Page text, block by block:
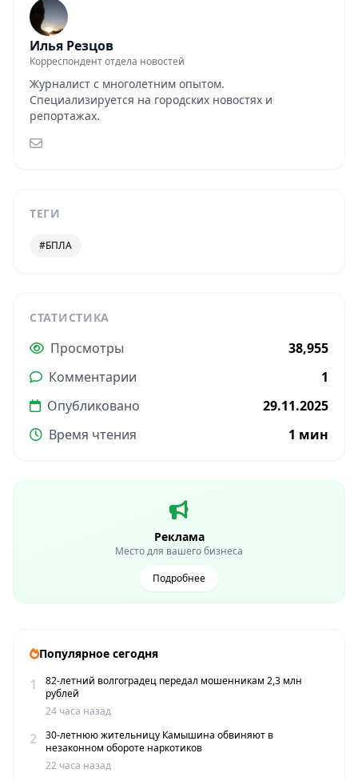
Илья Резцов
Корреспондент отдела новостей
Журналист с многолетним опытом.
Специализируется на городских новостях и
репортажах.
ТЕГИ
#БПЛА
СТАТИСТИКА
Просмотры
38,955
Комментарии
1
Опубликовано
29.11.2025
Время чтения
1 мин
Реклама
Место для вашего бизнеса
Подробнее
Популярное сегодня
1
82-летний волгоградец передал мошенникам 2,3 млн
рублей
24 часа назад
2
30-летнюю жительницу Камышина обвиняют в
незаконном обороте наркотиков
22 часа назад